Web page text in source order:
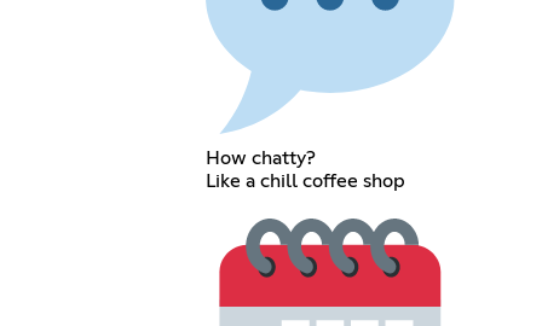
How chatty?
Like a chill coffee shop